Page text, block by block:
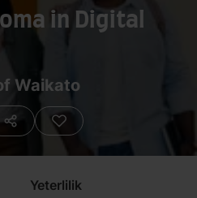
in Digital
Waikato
Yeterlilik